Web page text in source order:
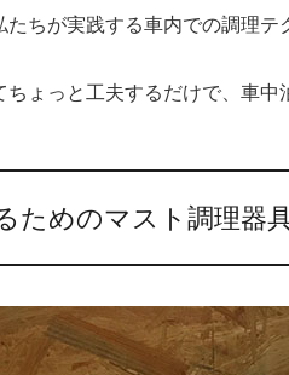
ちが実践する車内での調理テ
ょっと工夫するだけで、車
ためのマスト調理器